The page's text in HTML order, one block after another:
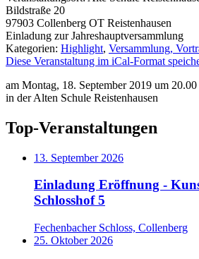
Bildstraße 20
97903 Collenberg OT Reistenhausen
Einladung zur Jahreshauptversammlung
Kategorien: Highlight, Versammlung,
Diese Veranstaltung im iCal-Format
am Montag, 18. September 2019 um
in der Alten Schule Reistenhausen
Top-Veranstaltungen
13. September 2026
Einladung Eröffnung -
Schlosshof 5
Fechenbacher Schloss, Collenberg
25. Oktober 2026